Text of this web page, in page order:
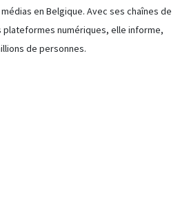
en Belgique. Avec ses chaînes de
numériques, elle informe,
de personnes.